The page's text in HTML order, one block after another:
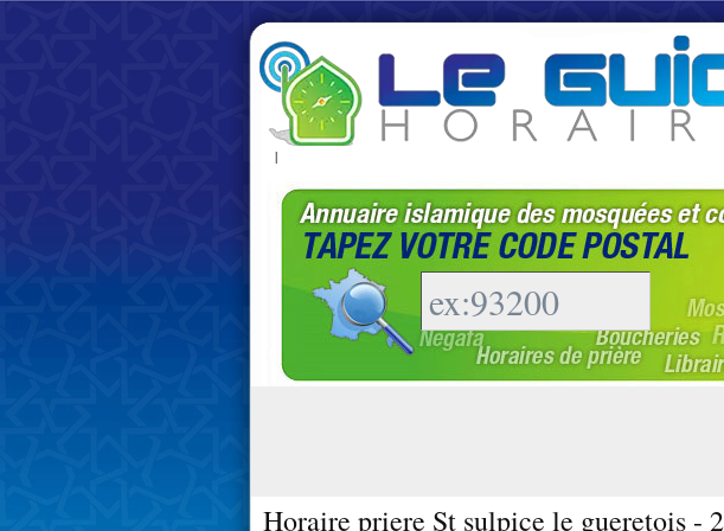
|
Horaire priere St sulpice le gueretois -